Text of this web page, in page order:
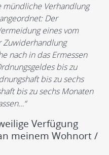
mündliche Verhandlung
Der
eines vom
Zuwiderhandlung
nach in das Ermessen
bis zu
bis zu sechs
bis zu sechs Monaten
Verfügung
meinem Wohnort /